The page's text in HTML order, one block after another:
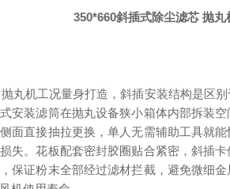
350*660斜插式除尘滤芯 抛丸
丸机工况量身打造，斜插安装结构是区
安装滤筒在抛丸设备狭小箱体内部拆装
面直接抽拉更换，单人无需辅助工具就
失。花板配套密封胶圈贴合紧密，斜插
保证粉末全部经过滤材拦截，避免微细